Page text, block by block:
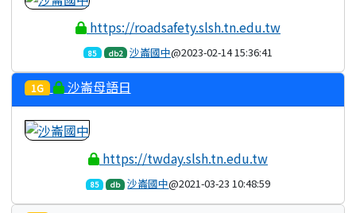
https://roadsafety.slsh.tn.edu.tw
85 db2 沙崙國中@2023-02-14 15:36:41
1G 沙崙母語日
https://twday.slsh.tn.edu.tw
85 db 沙崙國中@2021-03-23 10:48:59